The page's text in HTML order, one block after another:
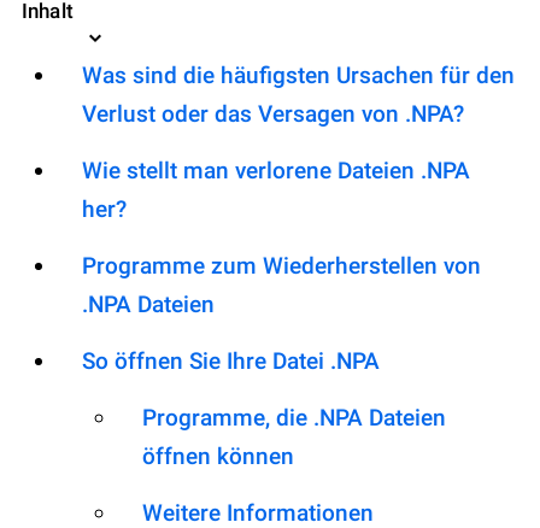
Inhalt
Was sind die häufigsten Ursachen für den
Verlust oder das Versagen von .NPA?
Wie stellt man verlorene Dateien .NPA
her?
Programme zum Wiederherstellen von
.NPA Dateien
So öffnen Sie Ihre Datei .NPA
Programme, die .NPA Dateien
öffnen können
Weitere Informationen